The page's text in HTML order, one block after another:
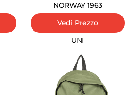
NORWAY 1963
Vedi Prezzo
UNI